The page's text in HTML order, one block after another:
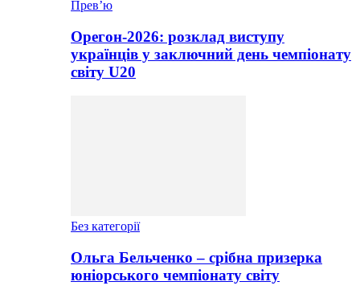
Прев’ю
Орегон-2026: розклад виступу
українців у заключний день чемпіонату
світу U20
Без категорії
Ольга Бельченко – срібна призерка
юніорського чемпіонату світу